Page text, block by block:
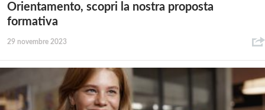
Orientamento, scopri la nostra proposta
formativa
29 novembre 2023